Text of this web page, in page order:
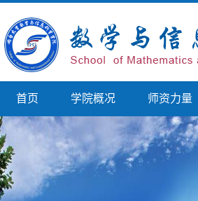
首页 学院概况 师资力量